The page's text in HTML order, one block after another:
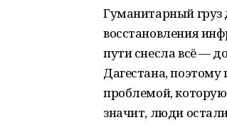
Гуманитарный груз
восстановления
пути снесла всё —
Дагестана,
проблемой, которую
значит, люди